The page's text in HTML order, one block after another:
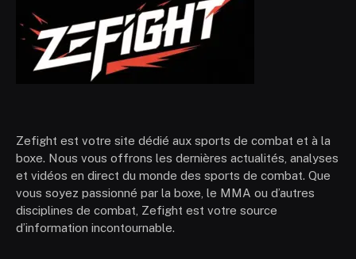
Zefight est votre site dédié aux sports de combat et à la
boxe. Nous vous offrons les dernières actualités, analyses
et vidéos en direct du monde des sports de combat. Que
vous soyez passionné par la boxe, le MMA ou d’autres
disciplines de combat, Zefight est votre source
d’information incontournable.